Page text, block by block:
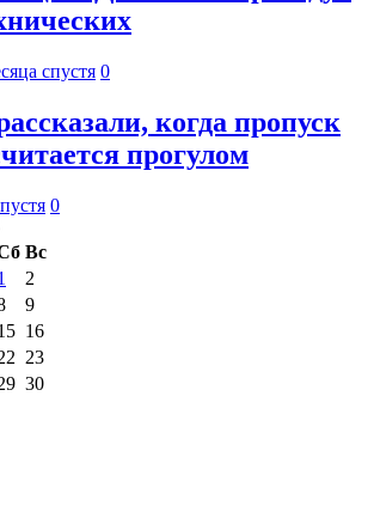
спустя 0
когда пропуск
прогулом
0
Вс
2
9
16
23
30